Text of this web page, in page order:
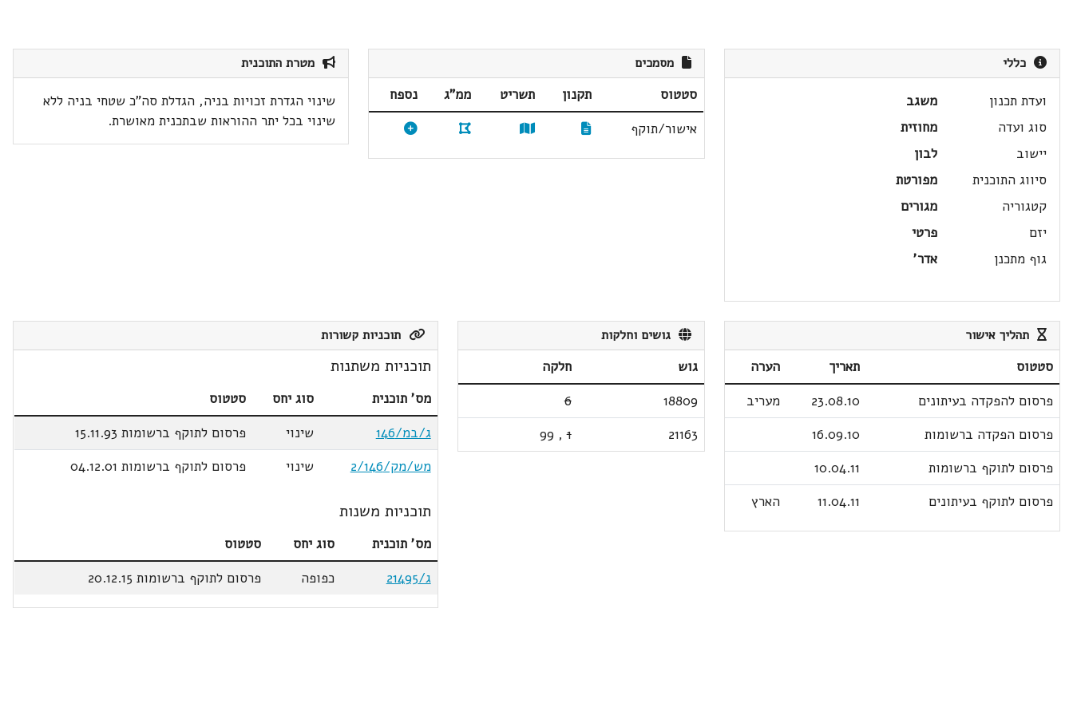
כללי
ועדת תכנון
משגב
סוג ועדה
מחוזית
יישוב
לבון
סיווג התוכנית
מפורטת
קטגוריה
מגורים
יזם
פרטי
גוף מתכנן
אדר'
מסמכים
סטטוס תקנון תשריט ממ"ג
נספח
אישור/תוקף
מטרת התוכנית
שינוי הגדרת זכויות בניה, הגדלת סה"כ שטחי בניה ללא
שינוי בכל יתר ההוראות שבתכנית מאושרת.
תהליך אישור
סטטוס תאריך
הערה
פרסום להפקדה בעיתונים
23.08.10
מעריב
פרסום הפקדה ברשומות
16.09.10
פרסום לתוקף ברשומות
10.04.11
פרסום לתוקף בעיתונים
11.04.11 הארץ
גושים וחלקות
גוש
חלקה
18809
6
21163
1
,
99
תוכניות קשורות
תוכניות משתנות
מס' תוכנית סוג יחס
סטטוס
ג/במ/146
שינוי
פרסום לתוקף ברשומות 15.11.93
מש/מק/2/146
שינוי פרסום לתוקף ברשומות 04.12.01
תוכניות משנות
מס' תוכנית סוג יחס
סטטוס
ג/21495
כפופה פרסום לתוקף ברשומות 20.12.15